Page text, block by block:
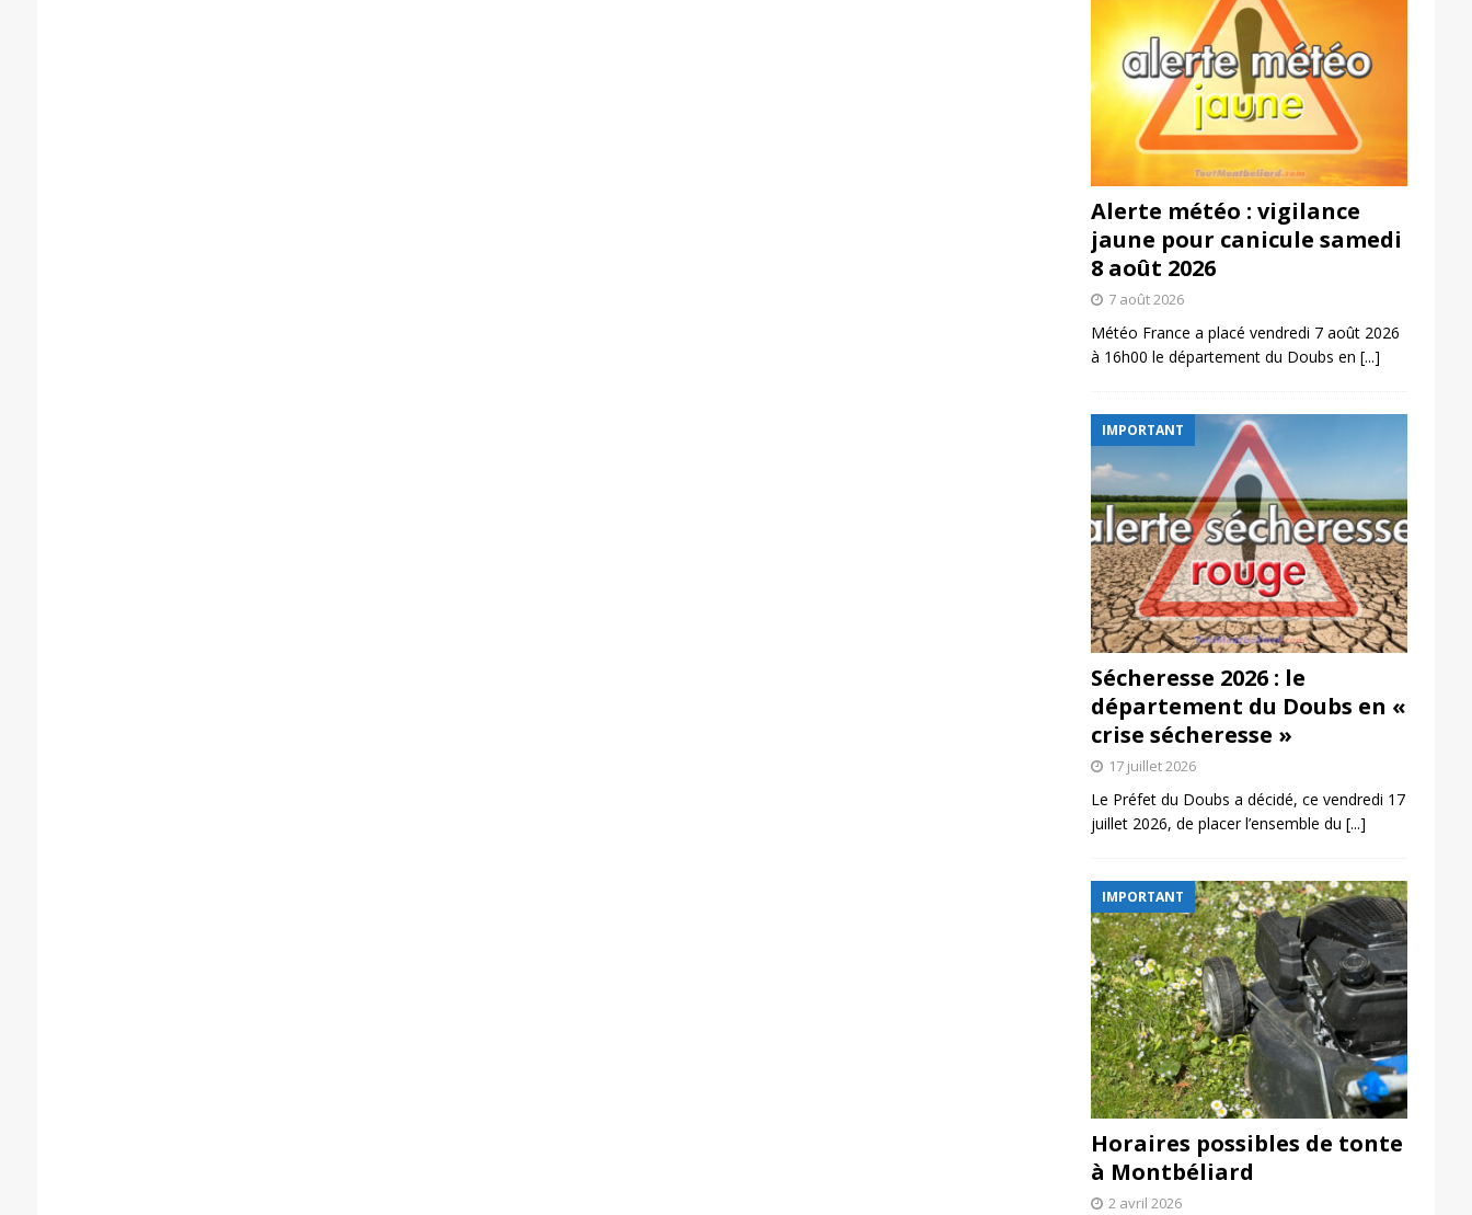
Alerte météo : vigilance
jaune pour canicule samedi
8 août 2026
7 août 2026
Météo France a placé vendredi 7 août 2026
à 16h00 le département du Doubs en [...]
IMPORTANT
Sécheresse 2026 : le
département du Doubs en «
crise sécheresse »
17 juillet 2026
Le Préfet du Doubs a décidé, ce vendredi 17
juillet 2026, de placer l’ensemble du [...]
IMPORTANT
Horaires possibles de tonte
à Montbéliard
2 avril 2026